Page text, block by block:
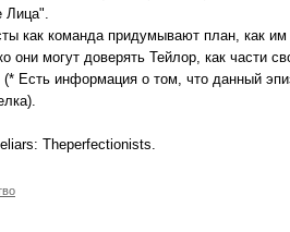
Лица".
как команда придумывают план, как
они могут доверять Тейлор, как части
(* Есть информация о том, что данный
Theperfectionists.